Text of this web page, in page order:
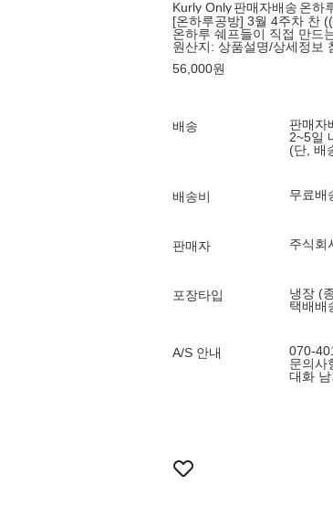
Kurly Only판매자배송 온하
[온하루공방] 3월 4주차 찬
온하루 쉐프들이 직접 만드
원산지: 상품설명/상세정보
56,000원
배송
판매자
2~5일
(단, 배
배송비 무료배
판매자 주식회
포장타입
냉장 (
택배배
A/S 안내
070-
문의사
대화